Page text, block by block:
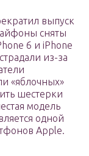
выпуск
сняты
6 и iPhone
из-за
«яблочных»
шестерки
модель
одной
Apple.